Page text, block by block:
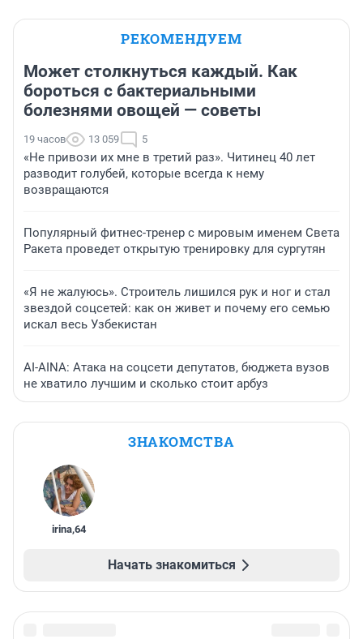
РЕКОМЕНДУЕМ
Может столкнуться каждый. Как
бороться с бактериальными
болезнями овощей — советы
19 часов 13 059 5
«Не привози их мне в третий раз». Читинец 40 лет
разводит голубей, которые всегда к нему
возвращаются
Популярный фитнес-тренер с мировым именем Света
Ракета проведет открытую тренировку для сургутян
«Я не жалуюсь». Строитель лишился рук и ног и стал
звездой соцсетей: как он живет и почему его семью
искал весь Узбекистан
AI-AINA: Атака на соцсети депутатов, бюджета вузов
не хватило лучшим и сколько стоит арбуз
ЗНАКОМСТВА
irina,64
Начать знакомиться